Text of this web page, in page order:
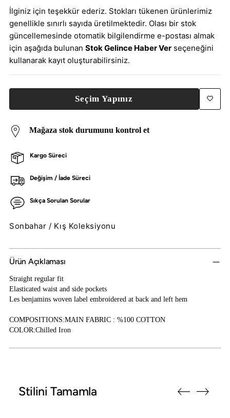
İlginiz için teşekkür ederiz. Stokları tükenen ürünlerimiz
genellikle sınırlı sayıda üretilmektedir. Olası bir stok
güncellemesinde otomatik bilgilendirme e-postası almak
için aşağıda bulunan Stok Gelince Haber Ver seçeneğini
kullanarak kayıt oluşturabilirsiniz.
Seçim Yapınız
Mağaza stok durumunu kontrol et
Kargo Süreci
Değişim / İade Süreci
Sıkça Sorulan Sorular
Sonbahar / Kış Koleksiyonu
Ürün Açıklaması
Straight regular fit
Elasticated waist and side pockets
Les benjamins woven label embroidered at back and left hem
COMPOSITIONS:MAIN FABRIC : %100 COTTON
COLOR:Chilled Iron
Stilini Tamamla